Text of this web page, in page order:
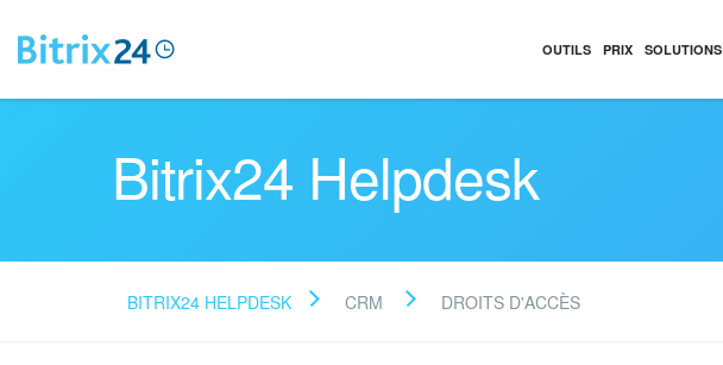
OUTILS PRIX SOLUTIONS
Bitrix24 Helpdesk
BITRIX24 HELPDESK CRM DROITS D'ACCÈS